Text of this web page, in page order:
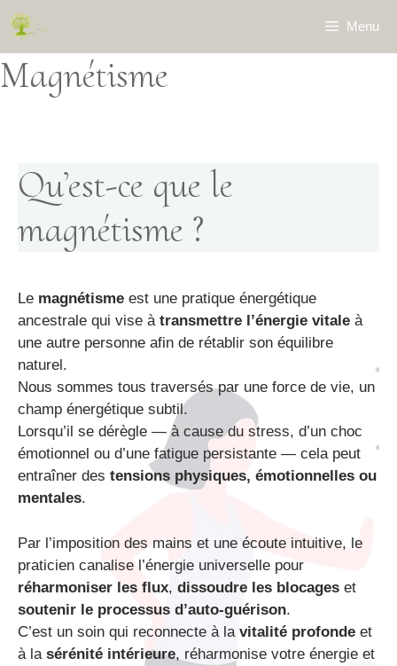
Aller
au
contenu
Menu
Magnétisme
Qu’est-ce que le
magnétisme ?
Le magnétisme est une pratique énergétique
ancestrale qui vise à transmettre l’énergie vitale à
une autre personne afin de rétablir son équilibre
naturel.
Nous sommes tous traversés par une force de vie, un
champ énergétique subtil.
Lorsqu’il se dérègle — à cause du stress, d’un choc
émotionnel ou d’une fatigue persistante — cela peut
entraîner des tensions physiques, émotionnelles ou
mentales.
Par l’imposition des mains et une écoute intuitive, le
praticien canalise l’énergie universelle pour
réharmoniser les flux, dissoudre les blocages et
soutenir le processus d’auto-guérison.
C’est un soin qui reconnecte à la vitalité profonde et
à la sérénité intérieure, réharmonise votre énergie et